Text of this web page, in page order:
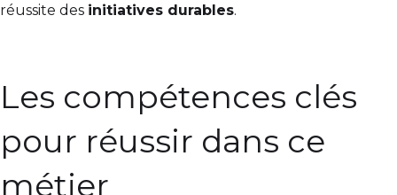
réussite des initiatives durables.
Les compétences clés
pour réussir dans ce
métier